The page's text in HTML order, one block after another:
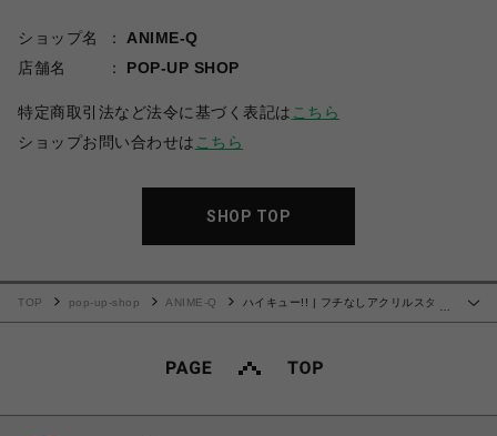
ショップ名
ANIME-Q
店舗名
POP-UP SHOP
特定商取引法など法令に基づく表記は こちら
ショップお問い合わせは こちら
SHOP TOP
TOP pop-up-shop ANIME-Q
ハイキュー!! | フチなしアクリルスタン